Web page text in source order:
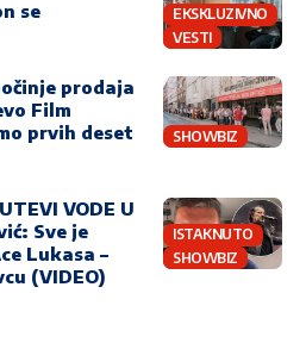
EKSKLUZIVNO
VESTI
se
SHOWBIZ
prodaja
Film
prvih deset
ISTAKNUTO
SHOWBIZ
VODE U
Sve je
Lukasa –
(VIDEO)